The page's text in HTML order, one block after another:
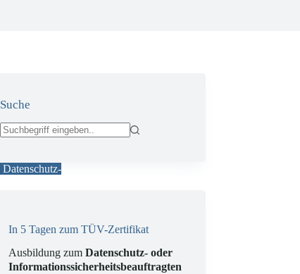
Datenschutz-
Suche
In 5 Tagen zum TÜV-Zertifikat
Ausbildung zumDatenschutz- oder
Informationssicherheitsbeauftragten